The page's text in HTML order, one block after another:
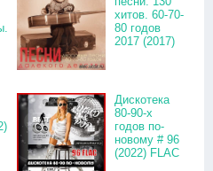
хитов. 60-70-
80 годов
2017 (2017)
Дискотека
80-90-х
годов по-
новому # 96
(2022) FLAC